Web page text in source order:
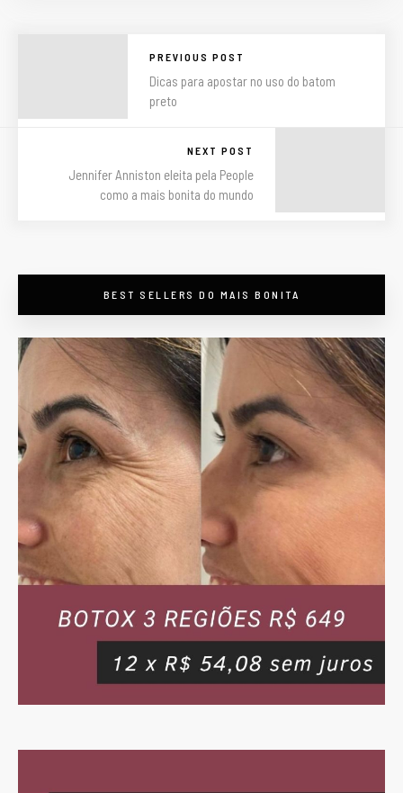
PREVIOUS POST
Dicas para apostar no uso do batom
preto
NEXT POST
Jennifer Anniston eleita pela People
como a mais bonita do mundo
BEST SELLERS DO MAIS BONITA
maisbonitapormenos
preços válidos só pelo
nosso site/app -
Botox, Preenchimento,
Bioestimuladores,
Massagens e
Drenagens e +